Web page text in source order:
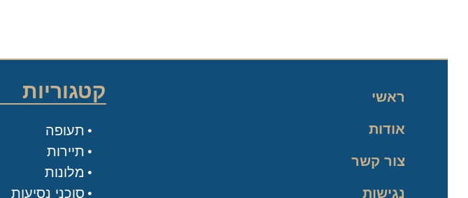
ראשי
אודות
צור קשר
נגישות
קטגוריות
תעופה
תיירות
מלונות
סוכני נסיעות